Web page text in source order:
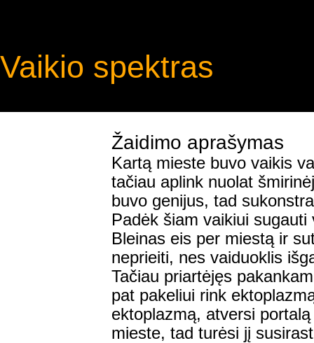
Vaikio spektras
Žaidimo aprašymas
Kartą mieste buvo vaikis
tačiau aplink nuolat
buvo genijus, tad
Padėk šiam vaikiui
Bleinas eis per miestą ir
neprieiti, nes vaiduoklis
Tačiau priartėjęs
pat pakeliui rink
ektoplazmą, atversi
mieste, tad turėsi jį